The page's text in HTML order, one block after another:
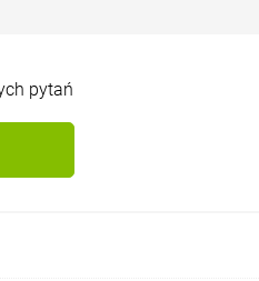
pytań